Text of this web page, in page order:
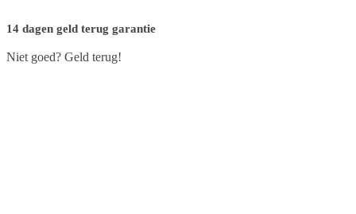
14 dagen geld terug garantie
Niet goed? Geld terug!